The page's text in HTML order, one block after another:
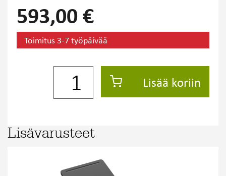
593,00 €
Toimitus 3-7 työpäivää
Lisää koriin
Lisävarusteet